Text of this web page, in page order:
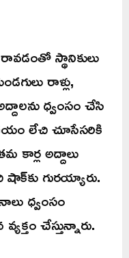
స్థానికులు
రాళ్లు,
ధ్వంసం చేసి
లేచి చూసేసరికి
కార్ల అద్దాలు
గురయ్యారు.
ధ్వంసం
చేస్తున్నారు.